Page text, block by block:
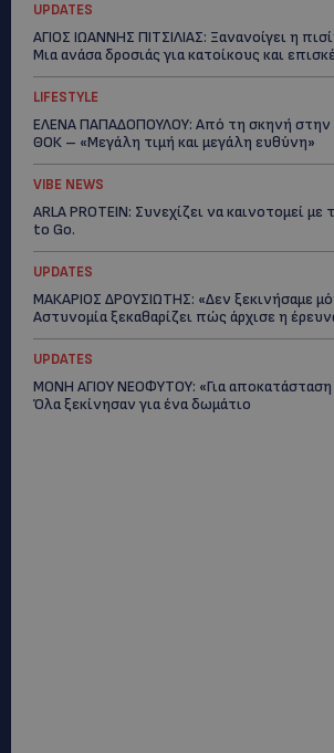
UPDATES
ΑΓΙΟΣ ΙΩΑΝΝΗΣ ΠΙΤΣΙΛΙΑΣ: Ξανανοίγει η
Μια ανάσα δροσιάς για κατοίκους και
LIFESTYLE
ΕΛΕΝΑ ΠΑΠΑΔΟΠΟΥΛΟΥ: Από τη σκηνή στην
ΘΟΚ – «Μεγάλη τιμή και μεγάλη ευθύνη»
VIBE NEWS
ARLA PROTEIN: Συνεχίζει να καινοτομεί
to Go.
UPDATES
ΜΑΚΑΡΙΟΣ ΔΡΟΥΣΙΩΤΗΣ: «Δεν ξεκινήσαμε
Αστυνομία ξεκαθαρίζει πώς άρχισε η
UPDATES
ΜΟΝΗ ΑΓΙΟΥ ΝΕΟΦΥΤΟΥ: «Για
Όλα ξεκίνησαν για ένα δωμάτιο